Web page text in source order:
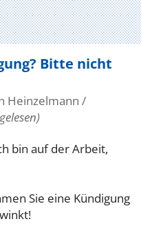
Bitte nicht
Heinzelmann /
bin auf der Arbeit,
Sie eine Kündigung
winkt!